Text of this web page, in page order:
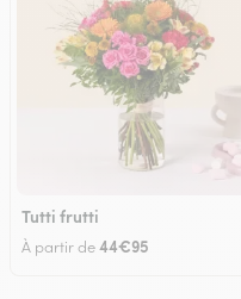
Tutti frutti
À partir de44€95